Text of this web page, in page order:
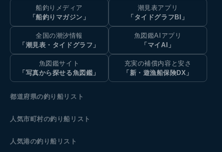
船釣りメディア
「船釣りマガジン」
潮見表アプリ
「タイドグラフBI」
全国の潮汐情報
「潮見表・タイドグラフ」
魚図鑑AIアプリ
「マイAI」
魚図鑑サイト
「写真から探せる魚図鑑」
充実の補償内容と安さ
「新・遊漁船保険DX」
都道府県の釣り船リスト
人気市町村の釣り船リスト
人気港の釣り船リスト